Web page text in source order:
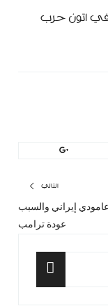
في اتون حرب
التالي
إيراني والسبب
عودة ترامب